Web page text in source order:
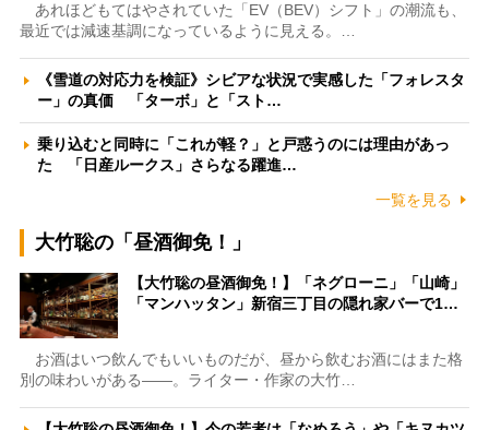
あれほどもてはやされていた「EV（BEV）シフト」の潮流も、
最近では減速基調になっているように見える。…
《雪道の対応力を検証》シビアな状況で実感した「フォレスタ
ー」の真価 「ターボ」と「スト…
乗り込むと同時に「これが軽？」と戸惑うのには理由があっ
た 「日産ルークス」さらなる躍進…
一覧を見る
大竹聡の「昼酒御免！」
【大竹聡の昼酒御免！】「ネグローニ」「山崎」
「マンハッタン」新宿三丁目の隠れ家バーで1…
お酒はいつ飲んでもいいものだが、昼から飲むお酒にはまた格
別の味わいがある――。ライター・作家の大竹…